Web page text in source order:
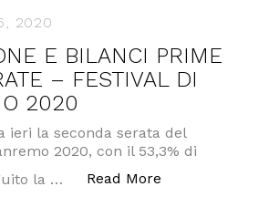
2020
E BILANCI PRIME
– FESTIVAL DI
2020
ieri la seconda serata del
2020, con il 53,3% di
la …
Read More